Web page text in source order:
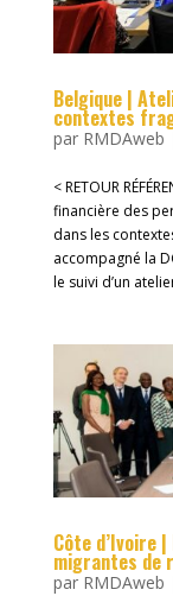
Belgique |
contextes
par RMDAweb
< RETOUR
financière des
dans les
accompagné la
le suivi d’un
Côte d’Ivoire
migrantes de
par RMDAweb